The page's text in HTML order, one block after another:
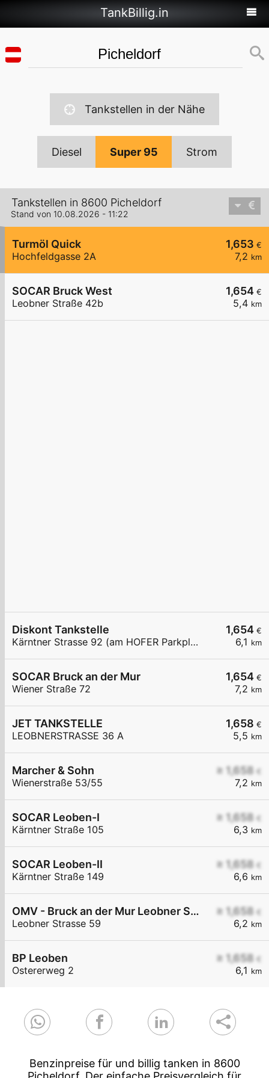
TankBillig.in
Tankstellen in der Nähe
Diesel Super 95 Strom
Tankstellen in 8600 Picheldorf
Stand von 10.08.2026 - 11:22
1,653 €
7,2 km
Turmöl Quick
Hochfeldgasse 2A
1,654 €
5,4 km
SOCAR Bruck West
Leobner Straße 42b
1,654 €
6,1 km
Diskont Tankstelle
Kärntner Strasse 92 (am HOFER Parkplatz)
1,654 €
7,2 km
SOCAR Bruck an der Mur
Wiener Straße 72
1,658 €
5,5 km
JET TANKSTELLE
LEOBNERSTRASSE 36 A
≥ 1,658 €
7,2 km
Marcher & Sohn
Wienerstraße 53/55
≥ 1,658 €
6,3 km
SOCAR Leoben-I
Kärntner Straße 105
≥ 1,658 €
6,6 km
SOCAR Leoben-II
Kärntner Straße 149
≥ 1,658 €
6,2 km
OMV - Bruck an der Mur Leobner Straße 59
Leobner Strasse 59
≥ 1,658 €
6,1 km
BP Leoben
Ostererweg 2
Benzinpreise für und billig tanken in 8600